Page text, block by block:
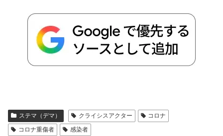
ステマ（デマ） クライシスアクター
コロナ
コロナ重傷者
感染者